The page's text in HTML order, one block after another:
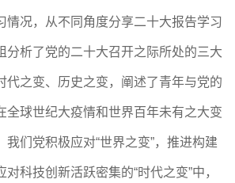
情况，从不同角度分享二十大报告学习
分析了党的二十大召开之际所处的三大
之变、历史之变，阐述了青年与党的
全球世纪大疫情和世界百年未有之大变
我们党积极应对“世界之变”，推进构建
科技创新活跃密集的“时代之变”中，